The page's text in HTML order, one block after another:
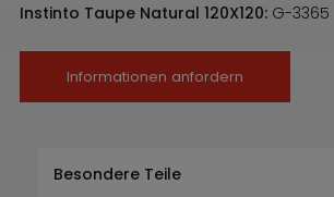
Instinto Taupe Natural 120X120: G-3365
Informationen anfordern
Besondere Teile